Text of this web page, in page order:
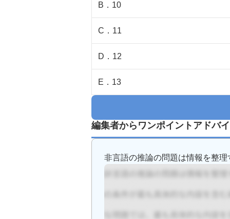
B ． 10
C ． 11
D ． 12
E ． 13
編集者からワンポイントアドバ
非言語の推論の問題は情報を整